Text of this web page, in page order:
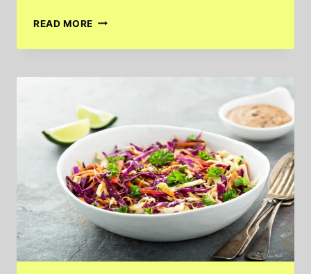
READ MORE MANFAAT
HIJAU
KESEHATAN,
KAYA
NUTRISI